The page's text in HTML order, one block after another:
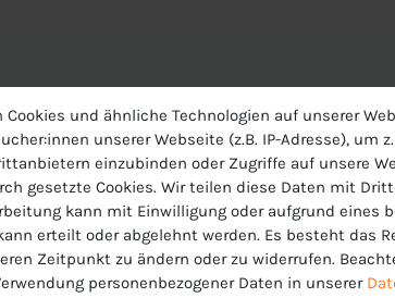
Power KA
Power KA
Feuchtigkeit unmittelbar an die
sehr schnell trocknet und Du beim Sport
Cookies und ähnliche Technologien auf unserer
unserer Webseite (z.B. IP-Adresse), um
einzubinden oder Zugriffe auf unsere
gesetzte Cookies. Wir teilen diese Daten mit
kann mit Einwilligung oder aufgrund eines
erteilt oder abgelehnt werden. Es besteht das
Zeitpunkt zu ändern oder zu widerrufen.
personenbezogener Daten in unserer